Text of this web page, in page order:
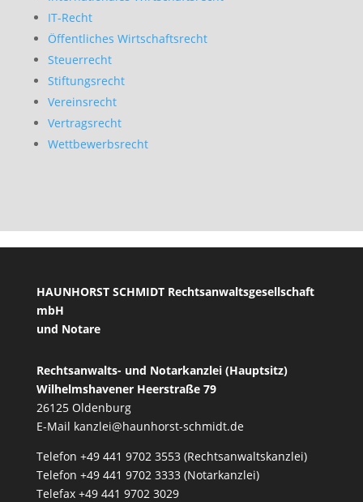
IT-Recht
Öffentliches Wirtschaftsrecht
Steuerrecht
Stiftungsrecht
Vereinsrecht
Vertragsrecht
Wettbewerbsrecht
HAUNHORST SCHMIDT Rechtsanwaltsgesellschaft
mbH
und Notare
Rechtsanwalts- und Notarkanzlei (Hauptsitz)
Wilhelmshavener Heerstraße 79
26125 Oldenburg
E-Mail kanzlei@haunhorst-schmidt.de
Telefon +49 441 9702 3553 (Rechtsanwaltskanzlei)
Telefon +49 441 9702 3333 (Notarkanzlei)
Telefax +49 441 9702 3029